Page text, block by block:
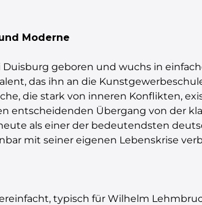
Moderne
geboren und wuchs in
das ihn an die
die stark von inneren Konflikten,
entscheidenden Übergang von der
als einer der bedeutendsten
mit seiner eigenen Lebenskrise
typisch für Wilhelm